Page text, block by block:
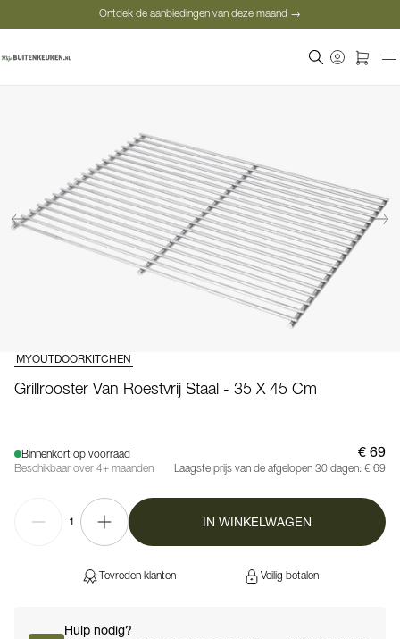
Ontdek de aanbiedingen van deze maand →
MYOUTDOORKITCHEN
Grillrooster Van Roestvrij Staal - 35 X 45 Cm
Binnenkort op voorraad
Beschikbaar over 4+ maanden
€ 69
Laagste prijs van de afgelopen 30 dagen: € 69
1 IN WINKELWAGEN
Tevreden klanten Veilig betalen
Hulp nodig?